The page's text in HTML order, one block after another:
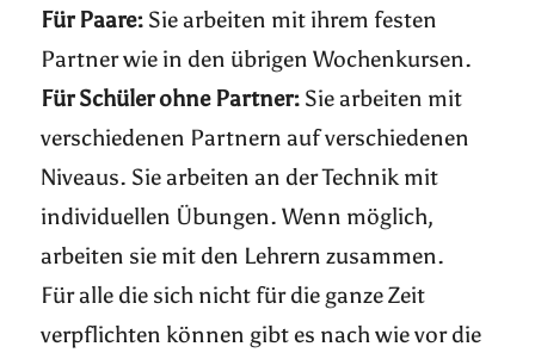
Für Paare: Sie arbeiten mit ihrem festen
Partner wie in den übrigen Wochenkursen.
Für Schüler ohne Partner: Sie arbeiten mit
verschiedenen Partnern auf verschiedenen
Niveaus. Sie arbeiten an der Technik mit
individuellen Übungen. Wenn möglich,
arbeiten sie mit den Lehrern zusammen.
Für alle die sich nicht für die ganze Zeit
verpflichten können gibt es nach wie vor die